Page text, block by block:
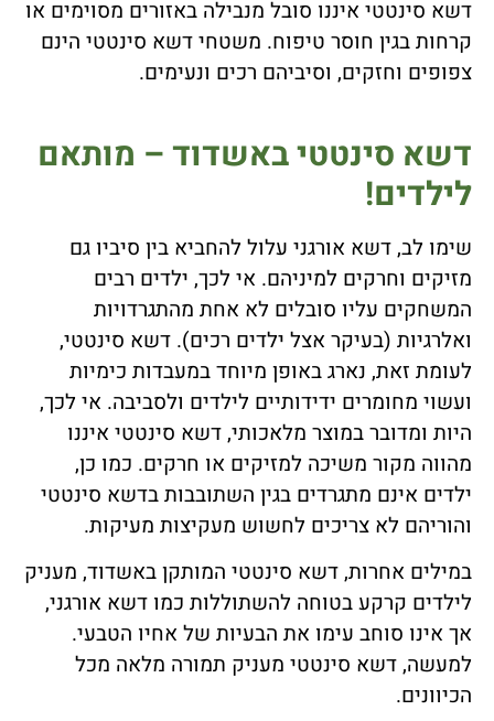
דשא סינטטי איננו סובל מנבילה באזורים מסוימים או
קרחות בגין חוסר טיפוח. משטחי דשא סינטטי הינם
צפופים וחזקים, וסיביהם רכים ונעימים.
דשא סינטטי באשדוד – מותאם
לילדים!
שימו לב, דשא אורגני עלול להחביא בין סיביו גם
מזיקים וחרקים למיניהם. אי לכך, ילדים רבים
המשחקים עליו סובלים לא אחת מהתגרדויות
ואלרגיות (בעיקר אצל ילדים רכים). דשא סינטטי,
לעומת זאת, נארג באופן מיוחד במעבדות כימיות
ועשוי מחומרים ידידותיים לילדים ולסביבה. אי לכך,
היות ומדובר במוצר מלאכותי, דשא סינטטי איננו
מהווה מקור משיכה למזיקים או חרקים. כמו כן,
ילדים אינם מתגרדים בגין השתובבות בדשא סינטטי
והוריהם לא צריכים לחשוש מעקיצות מעיקות.
במילים אחרות, דשא סינטטי המותקן באשדוד, מעניק
לילדים קרקע בטוחה להשתוללות כמו דשא אורגני,
אך אינו סוחב עימו את הבעיות של אחיו הטבעי.
למעשה, דשא סינטטי מעניק תמורה מלאה מכל
הכיוונים.